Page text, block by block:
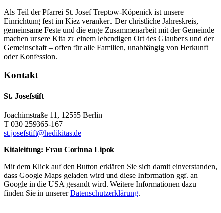
Als Teil der Pfarrei St. Josef Treptow-Köpenick ist unsere
Einrichtung fest im Kiez verankert. Der christliche Jahreskreis,
gemeinsame Feste und die enge Zusammenarbeit mit der Gemeinde
machen unsere Kita zu einem lebendigen Ort des Glaubens und der
Gemeinschaft – offen für alle Familien, unabhängig von Herkunft
oder Konfession.
Kontakt
St. Josefstift
Joachimstraße 11, 12555 Berlin
T 030 259365-167
st.josefstift@hedikitas.de
Kitaleitung: Frau Corinna Lipok
Mit dem Klick auf den Button erklären Sie sich damit einverstanden,
dass Google Maps geladen wird und diese Information ggf. an
Google in die USA gesandt wird. Weitere Informationen dazu
finden Sie in unsererDatenschutzerklärung.